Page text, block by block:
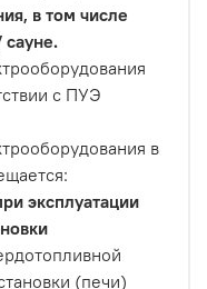
в том числе
сауне.
с ПУЭ
в
эксплуатации
(печи)